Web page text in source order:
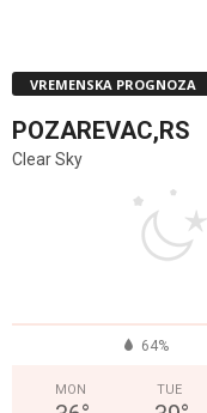
VREMENSKA PROGNOZA
POZAREVAC,RS
Clear Sky
64%
MON TUE